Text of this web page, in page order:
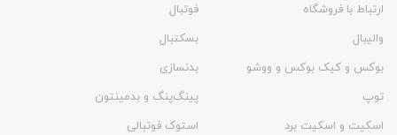
ارتباط با فروشگاه
فوتبال
والیبال
بسکتبال
بوکس و کیک بوکس و ووشو
بدنسازی
توپ
پینگ‌پنگ و بدمينتون
اسکیت و اسکیت برد
استوک فوتبالی